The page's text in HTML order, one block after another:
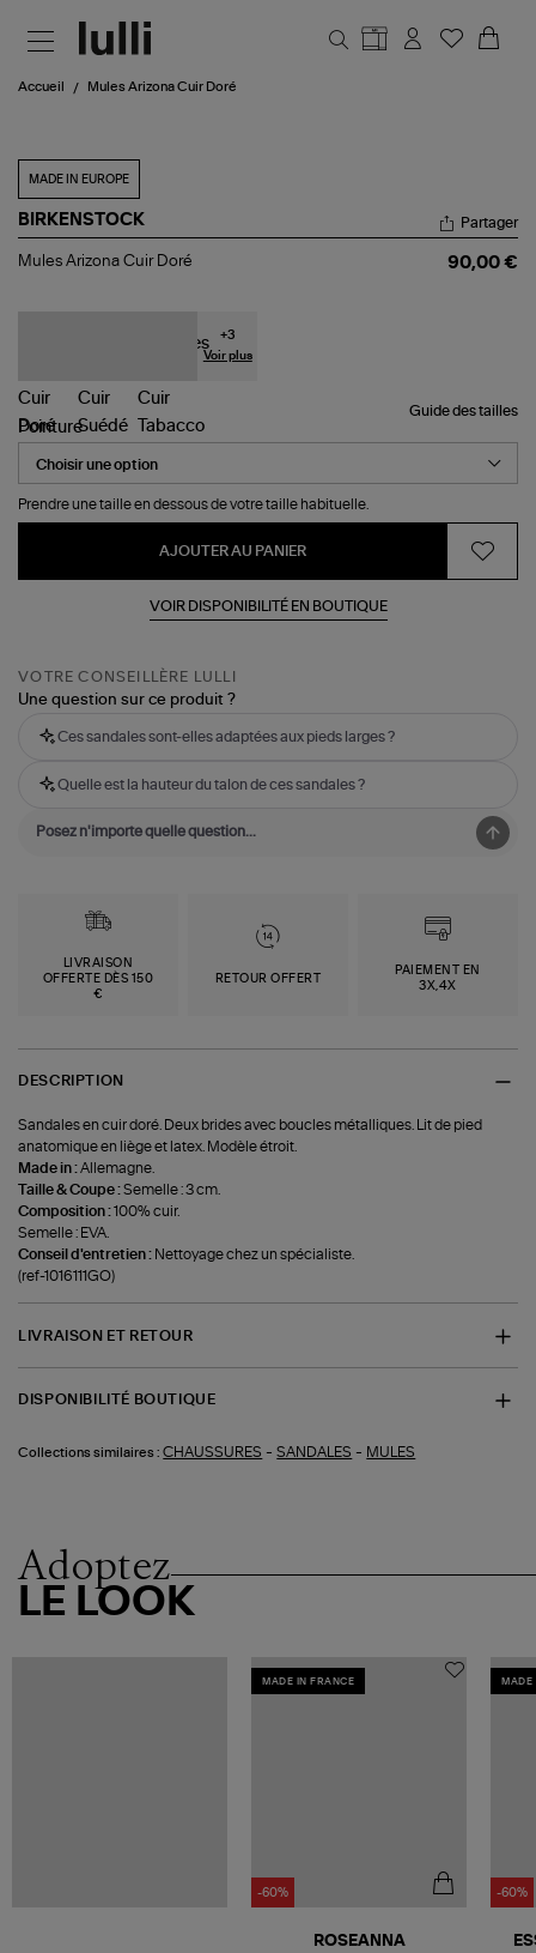
Accueil Mules Arizona Cuir Doré
MADE IN EUROPE
BIRKENSTOCK
Mules
Partager
Mules Arizona Cuir Doré 90,00 €
+3
Voir plus
Guide des tailles
Pointure
Prendre une taille en dessous de votre taille habituelle.
AJOUTER AU PANIER
VOIR DISPONIBILITÉ EN BOUTIQUE
VOTRE CONSEILLÈRE LULLI
Une question sur ce produit ?
Ces sandales sont-elles adaptées aux pieds larges ?
Quelle est la hauteur du talon de ces sandales ?
LIVRAISON
OFFERTE DÈS 150
€
RETOUR OFFERT
PAIEMENT EN
3X,4X
DESCRIPTION
Sandales en cuir doré. Deux brides avec boucles métalliques. Lit de pied
anatomique en liège et latex. Modèle étroit.
Made in :Allemagne.
Taille & Coupe :Semelle : 3 cm.
Composition :100% cuir.
Semelle : EVA.
Conseil d'entretien : Nettoyage chez un spécialiste.
(ref-1016111GO)
LIVRAISON ET RETOUR
DISPONIBILITÉ BOUTIQUE
Collections similaires : CHAUSSURES -SANDALES - MULES
Adoptez
LE LOOK
MADE IN FRANCE
-60%
ROSEANNA
MADE
-60%